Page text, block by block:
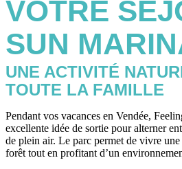
VOTRE
SUN
UNE ACTIVITÉ
TOUTE LA FAMILLE
Pendant vos vacances en Vendée,
excellente idée de sortie pour alterner
de plein air. Le parc permet de vivre
forêt tout en profitant d’un